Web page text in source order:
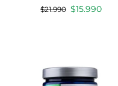
$21.990 $15.990